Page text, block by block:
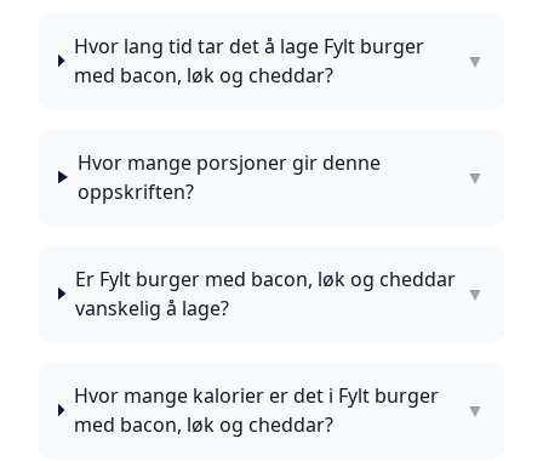
Hvor lang tid tar det å lage Fylt burger
med bacon, løk og cheddar?
▼
Hvor mange porsjoner gir denne
oppskriften?
▼
Er Fylt burger med bacon, løk og cheddar
vanskelig å lage?
▼
Hvor mange kalorier er det i Fylt burger
med bacon, løk og cheddar?
▼